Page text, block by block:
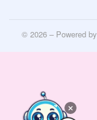
© 2026 – Powered by